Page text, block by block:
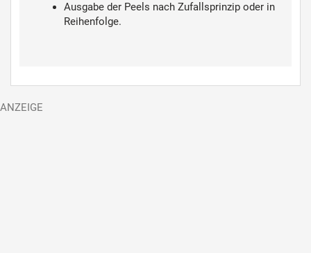
Ausgabe der Peels nach Zufallsprinzip oder in
Reihenfolge.